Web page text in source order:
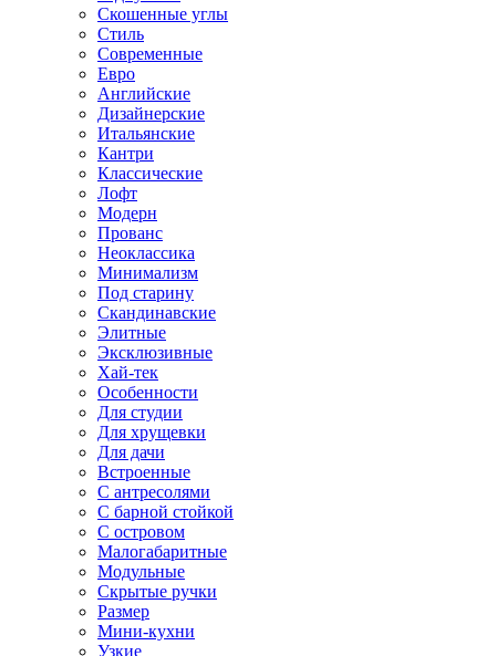
Скошенные углы
Стиль
Современные
Евро
Английские
Дизайнерские
Итальянские
Кантри
Классические
Лофт
Модерн
Прованс
Неоклассика
Минимализм
Под старину
Скандинавские
Элитные
Эксклюзивные
Хай-тек
Особенности
Для студии
Для хрущевки
Для дачи
Встроенные
С антресолями
С барной стойкой
С островом
Малогабаритные
Модульные
Скрытые ручки
Размер
Мини-кухни
Узкие